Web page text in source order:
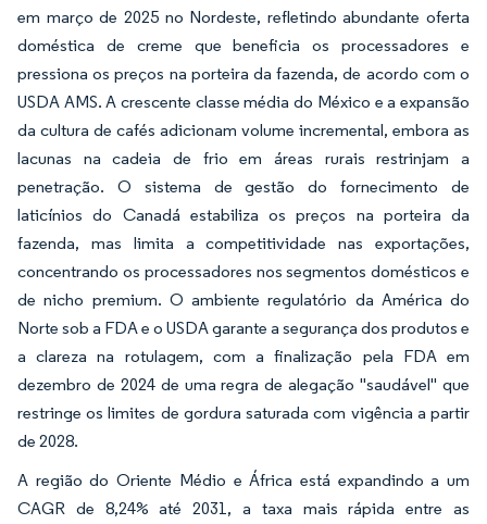
em março de 2025 no Nordeste, refletindo abundante oferta
doméstica de creme que beneficia os processadores e
pressiona os preços na porteira da fazenda, de acordo com o
USDA AMS. A crescente classe média do México e a expansão
da cultura de cafés adicionam volume incremental, embora as
lacunas na cadeia de frio em áreas rurais restrinjam a
penetração. O sistema de gestão do fornecimento de
laticínios do Canadá estabiliza os preços na porteira da
fazenda, mas limita a competitividade nas exportações,
concentrando os processadores nos segmentos domésticos e
de nicho premium. O ambiente regulatório da América do
Norte sob a FDA e o USDA garante a segurança dos produtos e
a clareza na rotulagem, com a finalização pela FDA em
dezembro de 2024 de uma regra de alegação "saudável" que
restringe os limites de gordura saturada com vigência a partir
de 2028.
A região do Oriente Médio e África está expandindo a um
CAGR de 8,24% até 2031, a taxa mais rápida entre as